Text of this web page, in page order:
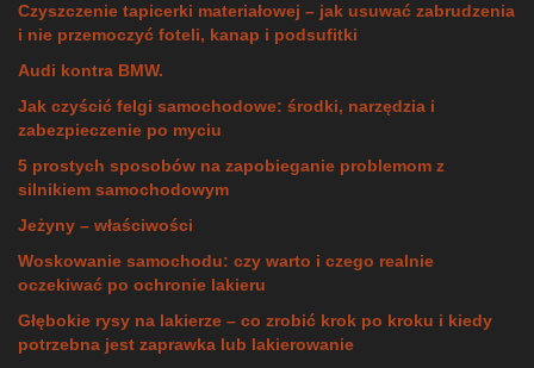
Czyszczenie tapicerki materiałowej – jak usuwać zabrudzenia
i nie przemoczyć foteli, kanap i podsufitki
Audi kontra BMW.
Jak czyścić felgi samochodowe: środki, narzędzia i
zabezpieczenie po myciu
5 prostych sposobów na zapobieganie problemom z
silnikiem samochodowym
Jeżyny – właściwości
Woskowanie samochodu: czy warto i czego realnie
oczekiwać po ochronie lakieru
Głębokie rysy na lakierze – co zrobić krok po kroku i kiedy
potrzebna jest zaprawka lub lakierowanie